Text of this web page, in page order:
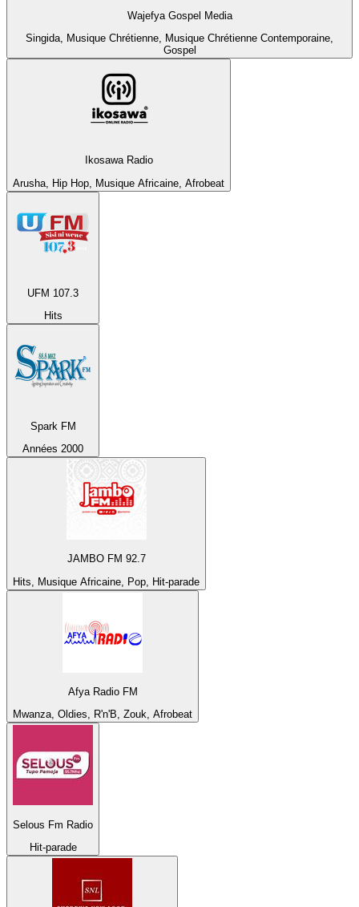
Wajefya Gospel Media
Singida, Musique Chrétienne, Musique Chrétienne Contemporaine,
Gospel
Ikosawa Radio
Arusha, Hip Hop, Musique Africaine, Afrobeat
UFM 107.3
Hits
Spark FM
Années 2000
JAMBO FM 92.7
Hits, Musique Africaine, Pop, Hit-parade
Afya Radio FM
Mwanza, Oldies, R'n'B, Zouk, Afrobeat
Selous Fm Radio
Hit-parade